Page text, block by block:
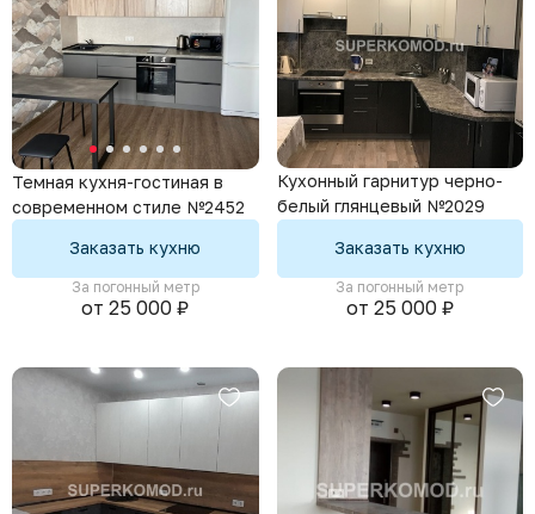
Темная кухня-гостиная в
современном стиле №2452
Заказать кухню
За погонный метр
от 25 000 ₽
Кухонный гарнитур черно-
белый глянцевый №2029
Заказать кухню
За погонный метр
от 25 000 ₽